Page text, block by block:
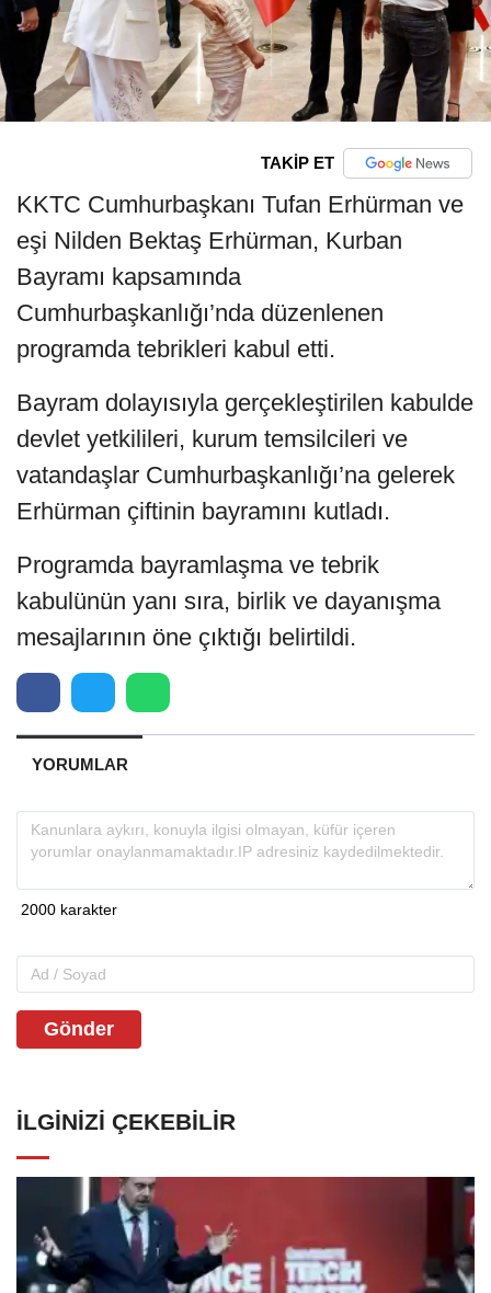
TAKİP ET
KKTC Cumhurbaşkanı Tufan Erhürman ve
eşi Nilden Bektaş Erhürman, Kurban
Bayramı kapsamında
Cumhurbaşkanlığı’nda düzenlenen
programda tebrikleri kabul etti.
Bayram dolayısıyla gerçekleştirilen kabulde
devlet yetkilileri, kurum temsilcileri ve
vatandaşlar Cumhurbaşkanlığı’na gelerek
Erhürman çiftinin bayramını kutladı.
Programda bayramlaşma ve tebrik
kabulünün yanı sıra, birlik ve dayanışma
mesajlarının öne çıktığı belirtildi.
YORUMLAR
Gönder
İLGINIZI ÇEKEBILIR